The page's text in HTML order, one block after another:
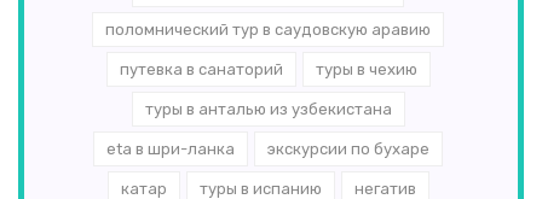
поломнический тур в саудовскую аравию
путевка в санаторий туры в чехию
туры в анталью из узбекистана
eta в шри-ланка экскурсии по бухаре
катар туры в испанию негатив